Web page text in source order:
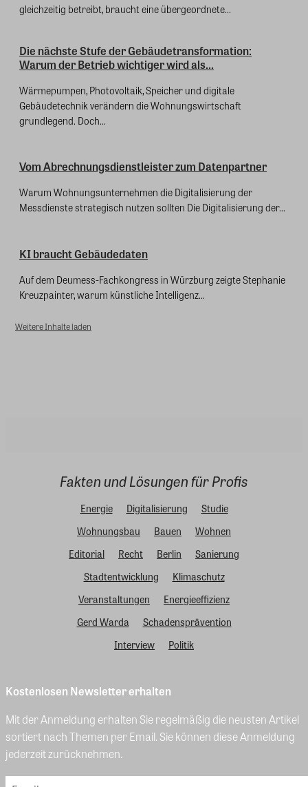
gleichzeitig betreibt, braucht eine übergeordnete...
Die nächste Stufe der Gebäudetransformation:
Warum der Betrieb wichtiger wird als...
Wärmepumpen, Photovoltaik, Speicher und digitale
Gebäudetechnik verändern die Wohnungswirtschaft
grundlegend. Doch...
Vom Abrechnungsdienstleister zum Datenpartner
Warum Wohnungsunternehmen die Digitalisierung der
Messdienste strategisch nutzen sollten Die Digitalisierung der...
KI braucht Gebäudedaten
Auf dem Deumess-Fachkongress in Würzburg zeigte Stephanie
Kreuzpainter, warum künstliche Intelligenz...
Weitere Inhalte laden
Fakten und Lösungen für Profis
Energie Digitalisierung
Studie
Wohnungsbau
Bauen
Wohnen
Editorial
Recht Berlin
Sanierung
Stadtentwicklung
Klimaschutz
Veranstaltungen
Energieeffizienz
Gerd Warda
Schadensprävention
Interview
Politik
Kostenlosen Newsletter erhalten
Mit der Anmeldung erhalten Sie regelmäßig die neusten Artikel
sortiert nach Themen per Email. Sie können diese Anmeldung
jederzeit zurücknehmen.